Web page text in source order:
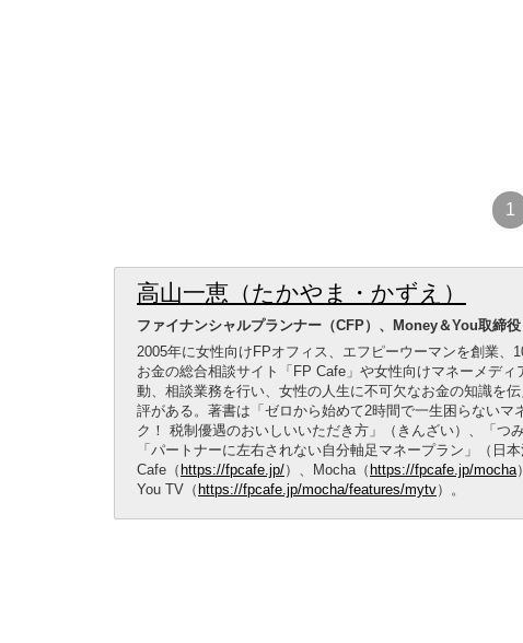
1
高山一恵（たかやま・かずえ）
ファイナンシャルプランナー（CFP）、Money＆You取締役
2005年に女性向けFPオフィス、エフピーウーマンを創業、
お金の総合相談サイト「FP Cafe」や女性向けマネーメデ
動、相談業務を行い、女性の人生に不可欠なお金の知識を
評がある。著書は「ゼロから始めて2時間で一生困らない
ク！ 税制優遇のおいしいいただき方」（きんざい）、「つ
「パートナーに左右されない自分軸足マネープラン」（日
Cafe（ https://fpcafe.jp/）、Mocha（ https://fpcafe.jp/mocha
You TV（ https://fpcafe.jp/mocha/features/mytv）。